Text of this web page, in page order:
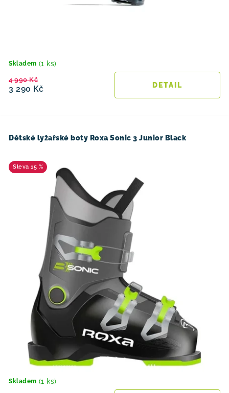
Skladem (1 ks)
3 290 Kč
4 990 Kč
Dětské lyžařské boty Roxa Sonic 3 Junior Black
15 %
Skladem (1 ks)